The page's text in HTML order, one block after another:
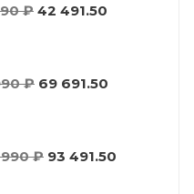
₽ 42 491.50
₽ 69 691.50
₽ 93 491.50